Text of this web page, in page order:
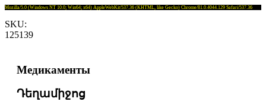
Mozilla/5.0 (Windows NT 10.0; Win64; x64) AppleWebKit/537.36 (KHTML, like Gecko) Chrome/81.0.4044.129 Safari/537.36
SKU:
125139
Медикаменты
Դեղամիջոց